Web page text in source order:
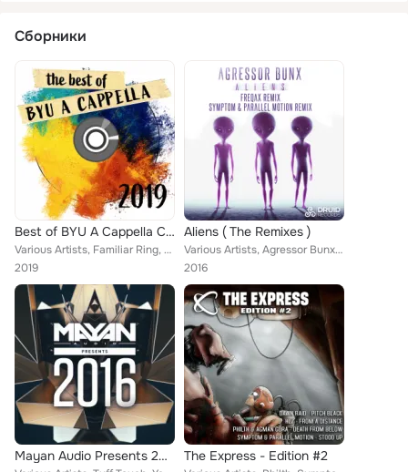
Сборники
Best of BYU A Cappella Club 2019
Various Artists, Familiar Ring, Attention, Fermata Thin Air, Parallel Motion, Duly Noted, 1AChord, A Lotta Fermata, Chromatix
2019
Aliens ( The Remixes )
Various Artists, Agressor Bunx, Symptom, Freqax, Parallel Motion
2016
Mayan Audio Presents 2016 The Express - Edition #2